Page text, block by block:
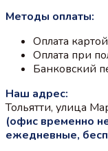
Методы оплаты:
Оплата
Оплата при
Банковский
Наш адрес:
Тольятти, улица
(офис временно
ежедневные,